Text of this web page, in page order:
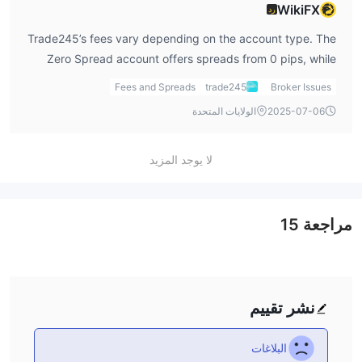
WikiFXرد
Trade245’s fees vary depending on the account type. The
Zero Spread account offers spreads from 0 pips, while
other accounts start from 1 pip. Some accounts also incur
and commissions, which can affect trading costs.
Broker Issues
trade245
Fees and Spreads
2025-07-06
الولايات المتحدة
لا يوجد المزيد
نشر تقييم
البلاغات
مراجعة